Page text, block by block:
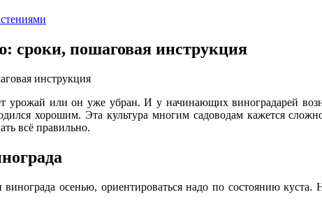
сроки, пошаговая инструкция
урожай или он уже убран. И у начинающих виноградарей
хорошим. Эта культура многим садоводам кажется
всё правильно.
винограда осенью, ориентироваться надо по состоянию